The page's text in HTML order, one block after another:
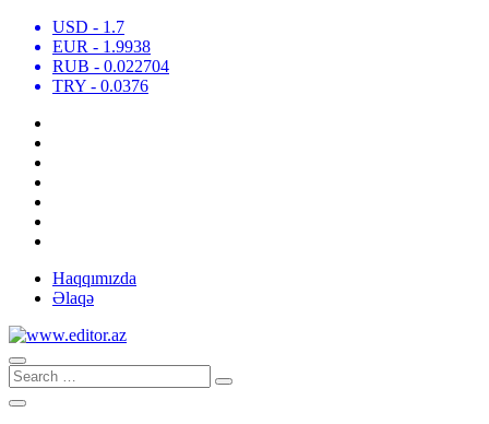
USD - 1.7
EUR - 1.9938
RUB - 0.022704
TRY - 0.0376
Haqqımızda
Əlaqə